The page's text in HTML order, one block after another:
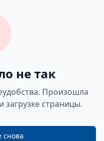
не так
Произошла
страницы.
снова